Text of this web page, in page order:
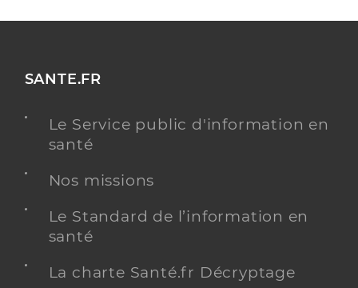
SANTE.FR
Le Service public d'information en
santé
Nos missions
Le Standard de l’information en
santé
La charte Santé.fr Décryptage